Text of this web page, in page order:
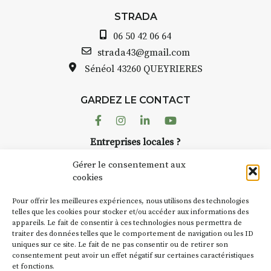
Gérer le consentement aux
cookies
Pour offrir les meilleures expériences, nous utilisons des technologies
telles que les cookies pour stocker et/ou accéder aux informations des
appareils. Le fait de consentir à ces technologies nous permettra de
traiter des données telles que le comportement de navigation ou les ID
uniques sur ce site. Le fait de ne pas consentir ou de retirer son
consentement peut avoir un effet négatif sur certaines caractéristiques
et fonctions.
avez ouvert une galerie à
Auzon…
Bernard TURLE Le Fumoir n’est
pas une galerie permanente.
AuzonToujoursorganise
dans le village. Des artistes et
caves, les granges d’Auzon. Le
Fumoir est l’un de ces espaces
d’autres activités culturelles de
la Petite Cité de Caractère. Par
exemple, l’installationCochon
Charbons’inscrit comme en
« off » du festival d’Auzon 2026
STRADA
06 50 42 06 64
strada43@gmail.com
Sénéol 43260 QUEYRIERES
GARDEZ LE CONTACT
FacebookInstagram
LinkedinYoutube
Entreprises locales ?
Suivez toute l'actu de Strada